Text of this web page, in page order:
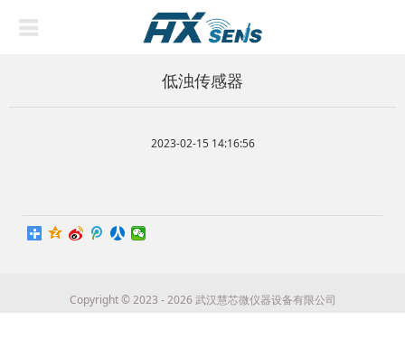
低浊传感器
2023-02-15 14:16:56
Copyright © 2023 - 2026 武汉慧芯微仪器设备有限公司